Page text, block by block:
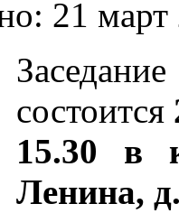
21 март
состоится
15.30 в
Ленина,